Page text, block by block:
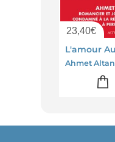
23,40€
Ahmet Altan